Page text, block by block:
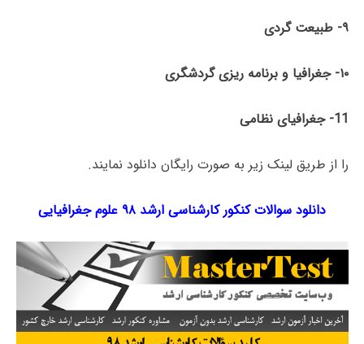
۹- طبیعت­ گردی
۱۰- جغرافیا و برنامه ­ریزی گردشگری
11- جغرافیای نظامی
را از طریق لینک‌ زیر به صورت رایگان دانلود نمایند.
دانلود سوالات کنکور کارشناسی ارشد ۹۸ علوم جغرافیایی